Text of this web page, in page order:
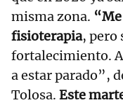
misma zona.
fisioterapia, pero
fortalecimiento.
a estar parado”,
Tolosa. Este